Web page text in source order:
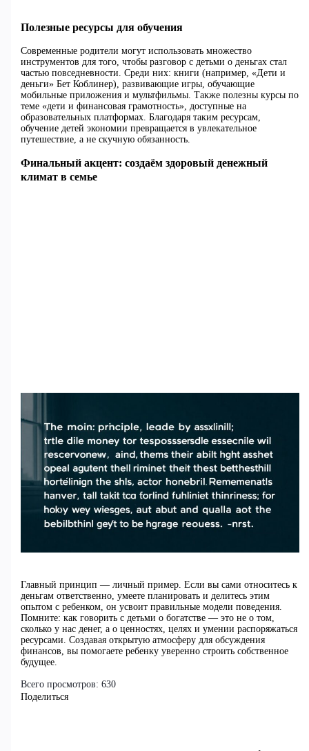
Полезные ресурсы для обучения
Современные родители могут использовать множество
инструментов для того, чтобы разговор с детьми о деньгах стал
частью повседневности. Среди них: книги (например, «Дети и
деньги» Бет Коблинер), развивающие игры, обучающие
мобильные приложения и мультфильмы. Также полезны курсы по
теме «дети и финансовая грамотность», доступные на
образовательных платформах. Благодаря таким ресурсам,
обучение детей экономии превращается в увлекательное
путешествие, а не скучную обязанность.
Финальный акцент: создаём здоровый денежный
климат в семье
Главный принцип — личный пример. Если вы сами относитесь к
деньгам ответственно, умеете планировать и делитесь этим
опытом с ребенком, он усвоит правильные модели поведения.
Помните: как говорить с детьми о богатстве — это не о том,
сколько у нас денег, а о ценностях, целях и умении распоряжаться
ресурсами. Создавая открытую атмосферу для обсуждения
финансов, вы помогаете ребенку уверенно строить собственное
будущее.
Всего просмотров: 630
Поделиться